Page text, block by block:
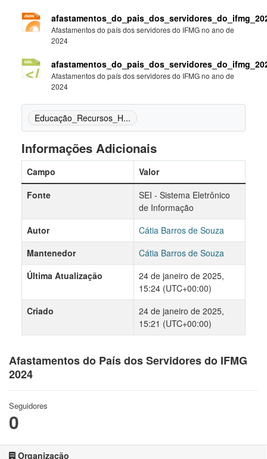
Afastamentos do País dos Servidores do IFMG
2024
Seguidores
0
Organização
Afastamentos do país dos servidores do IFMG no ano de
2024
Afastamentos do país dos servidores do IFMG no ano de
2024
Educação_Recursos_H...
Informações Adicionais
Campo
Valor
Fonte
SEI - Sistema Eletrônico
de Informação
Autor
Cátia Barros de Souza
Mantenedor
Cátia Barros de Souza
Última Atualização
24 de janeiro de 2025,
15:24 (UTC+00:00)
Criado
24 de janeiro de 2025,
15:21 (UTC+00:00)